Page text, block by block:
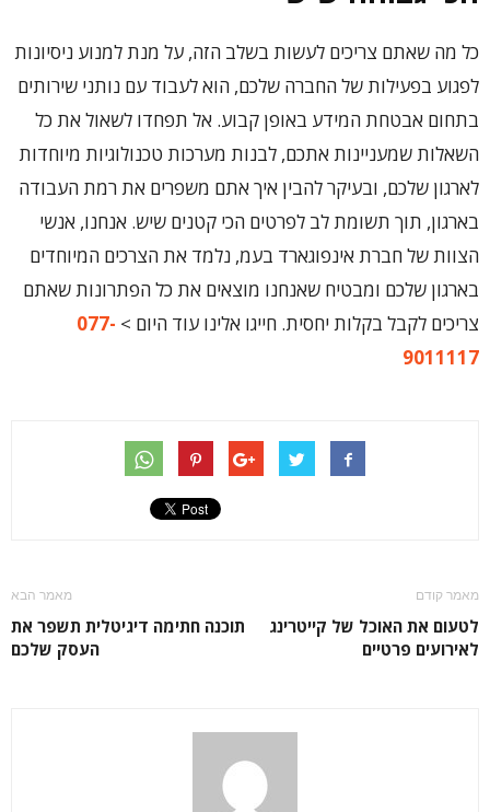
‏כל מה שאתם צריכים לעשות בשלב הזה, על מנת למנוע ניסיונות
לפגוע בפעילות של החברה שלכם, הוא לעבוד עם נותני שירותים
בתחום אבטחת המידע באופן קבוע. אל תפחדו לשאול את כל
השאלות שמעניינות אתכם, לבנות מערכות טכנולוגיות מיוחדות
לארגון שלכם, ובעיקר להבין איך אתם משפרים את רמת העבודה
בארגון, תוך תשומת לב לפרטים הכי קטנים שיש. אנחנו, אנשי
הצוות של חברת אינפוגארד בעמ, ‏נלמד את הצרכים המיוחדים
בארגון שלכם ומבטיח שאנחנו מוצאים את כל הפתרונות שאתם
צריכים לקבל בקלות יחסית. חייגו אלינו עוד היום > 077-
9011117
מאמר קודם
לטעום את האוכל של קייטרינג
לאירועים פרטיים
מאמר הבא
תוכנה חתימה דיגיטלית תשפר את
העסק שלכם